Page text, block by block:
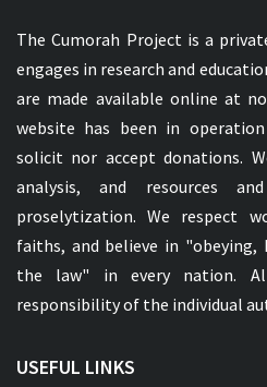
The Cumorah Project is a
engages in research and
are made available online at
website has been in
solicit nor accept donations.
analysis, and resources
proselytization. We respect
faiths, and believe in "obeying,
the law" in every nation.
responsibility of the individual
USEFUL LINKS